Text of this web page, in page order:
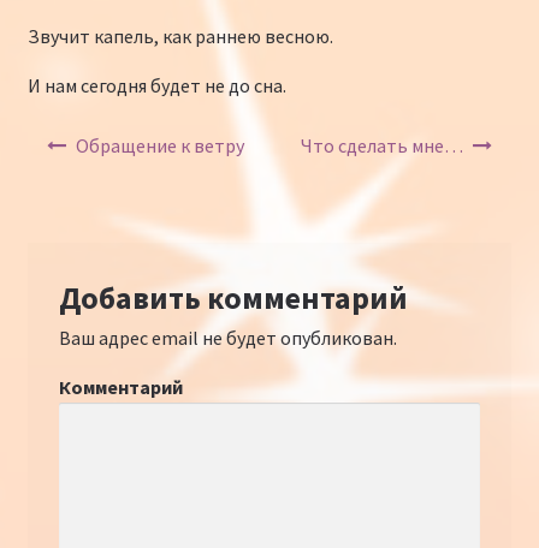
Звучит капель, как раннею весною.
И нам сегодня будет не до сна.
Навигация по записям
Обращение к ветру Что сделать мне…
Добавить комментарий
Ваш адрес email не будет опубликован.
Комментарий